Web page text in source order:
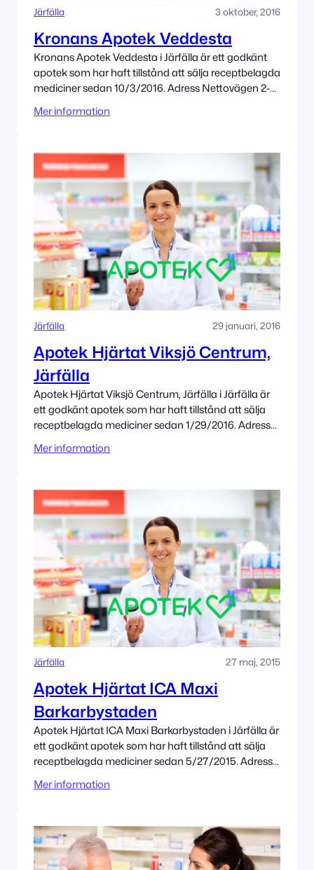
Järfälla 3 oktober, 2016
Kronans Apotek Veddesta
Kronans Apotek Veddesta i Järfälla är ett godkänt
apotek som har haft tillstånd att sälja receptbelagda
mediciner sedan 10/3/2016. Adress Nettovägen 2-4
Apotek AB
Mer information
Järfälla 29 januari, 2016
Apotek Hjärtat Viksjö Centrum,
Järfälla
Apotek Hjärtat Viksjö Centrum, Järfälla i Järfälla är
ett godkänt apotek som har haft tillstånd att sälja
receptbelagda mediciner sedan 1/29/2016. Adress
Apotek Hjärtat AB
Mer information
Järfälla 27 maj, 2015
Apotek Hjärtat ICA Maxi
Barkarbystaden
Apotek Hjärtat ICA Maxi Barkarbystaden i Järfälla är
ett godkänt apotek som har haft tillstånd att sälja
receptbelagda mediciner sedan 5/27/2015. Adress
av Apotek Hjärtat AB
Mer information